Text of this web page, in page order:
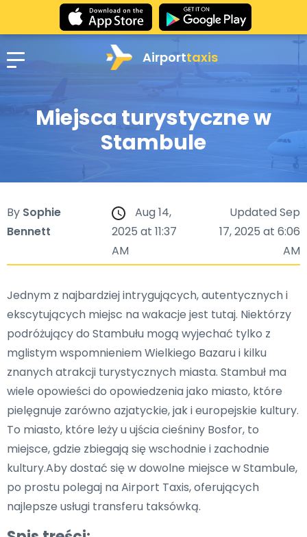
Airporttaxis
Miejsca turystyczne w
Stambule
By Sophie
Bennett
Aug 14,
2025 at 11:37
AM
Updated Sep
17, 2025 at 6:06
AM
Jednym z najbardziej intrygujących, autentycznych i
ekscytujących miejsc na wakacje jest tutaj. Niektórzy
podróżujący do Stambułu mogą wyjechać tylko z
mglistym wspomnieniem Wielkiego Bazaru i kilku
znanych atrakcji turystycznych miasta. Stambuł ma
wiele opowieści do opowiedzenia jako miasto, które
pielęgnuje zarówno azjatyckie, jak i europejskie kultury.
To miasto, które leży u ujścia cieśniny Bosfor, to
miejsce, gdzie zbiegają się wschodnie i zachodnie
kultury.Aby dostać się w dowolne miejsce w Stambule,
po prostu polegaj na Airport Taxis, oferujących
najlepsze usługi transferu taksówką.